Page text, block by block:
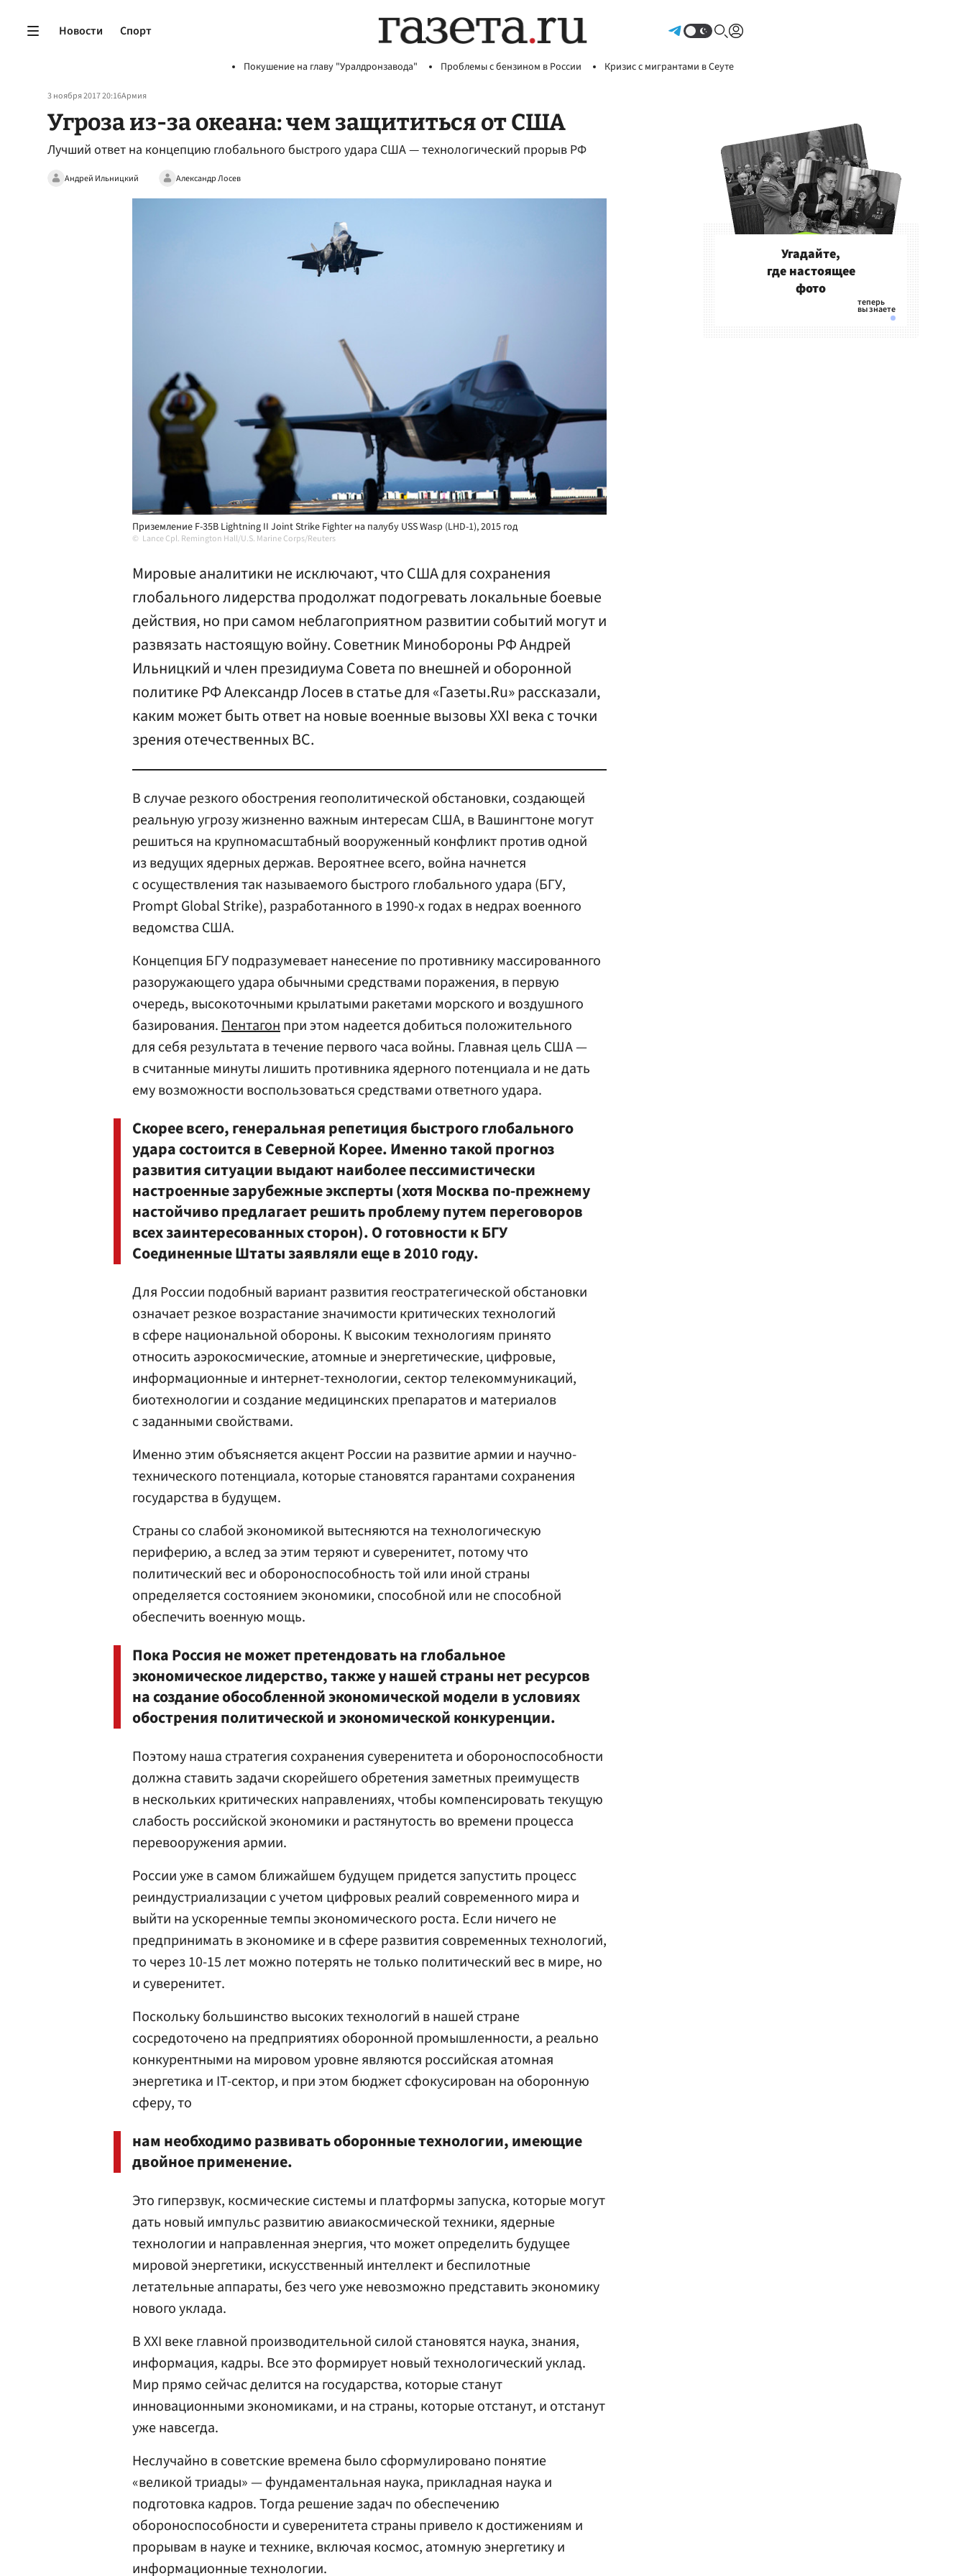
Новости Спорт
Покушение на главу "Уралдронзавода" Проблемы с бензином в России Кризис с мигрантами в Сеуте
3 ноября 2017 20:16Армия
Угроза из-за океана: чем защититься от США
Лучший ответ на концепцию глобального быстрого удара США — технологический прорыв РФ
Андрей Ильницкий Александр Лосев
Приземление F-35B Lightning II Joint Strike Fighter на палубу USS Wasp (LHD-1), 2015 год
Lance Cpl. Remington Hall/U.S. Marine Corps/Reuters
Мировые аналитики не исключают, что США для сохранения
глобального лидерства продолжат подогревать локальные боевые
действия, но при самом неблагоприятном развитии событий могут и
развязать настоящую войну. Советник Минобороны РФ Андрей
Ильницкий и член президиума Совета по внешней и оборонной
политике РФ Александр Лосев в статье для «Газеты.Ru» рассказали,
каким может быть ответ на новые военные вызовы XXI века с точки
зрения отечественных ВС.
В случае резкого обострения геополитической обстановки, создающей
реальную угрозу жизненно важным интересам США, в Вашингтоне могут
решиться на крупномасштабный вооруженный конфликт против одной
из ведущих ядерных держав. Вероятнее всего, война начнется
с осуществления так называемого быстрого глобального удара (БГУ,
Prompt Global Strike), разработанного в 1990-х годах в недрах военного
ведомства США.
Концепция БГУ подразумевает нанесение по противнику массированного
разоружающего удара обычными средствами поражения, в первую
очередь, высокоточными крылатыми ракетами морского и воздушного
базирования.Пентагонпри этом надеется добиться положительного
для себя результата в течение первого часа войны. Главная цель США —
в считанные минуты лишить противника ядерного потенциала и не дать
ему возможности воспользоваться средствами ответного удара.
Скорее всего, генеральная репетиция быстрого глобального
удара состоится в Северной Корее. Именно такой прогноз
развития ситуации выдают наиболее пессимистически
настроенные зарубежные эксперты (хотя Москва по-прежнему
настойчиво предлагает решить проблему путем переговоров
всех заинтересованных сторон). О готовности к БГУ
Соединенные Штаты заявляли еще в 2010 году.
Для России подобный вариант развития геостратегической обстановки
означает резкое возрастание значимости критических технологий
в сфере национальной обороны. К высоким технологиям принято
относить аэрокосмические, атомные и энергетические, цифровые,
информационные и интернет-технологии, сектор телекоммуникаций,
биотехнологии и создание медицинских препаратов и материалов
с заданными свойствами.
Именно этим объясняется акцент России на развитие армии и научно-
технического потенциала, которые становятся гарантами сохранения
государства в будущем.
Страны со слабой экономикой вытесняются на технологическую
периферию, а вслед за этим теряют и суверенитет, потому что
политический вес и обороноспособность той или иной страны
определяется состоянием экономики, способной или не способной
обеспечить военную мощь.
Пока Россия не может претендовать на глобальное
экономическое лидерство, также у нашей страны нет ресурсов
на создание обособленной экономической модели в условиях
обострения политической и экономической конкуренции.
Поэтому наша стратегия сохранения суверенитета и обороноспособности
должна ставить задачи скорейшего обретения заметных преимуществ
в нескольких критических направлениях, чтобы компенсировать текущую
слабость российской экономики и растянутость во времени процесса
перевооружения армии.
России уже в самом ближайшем будущем придется запустить процесс
реиндустриализации с учетом цифровых реалий современного мира и
выйти на ускоренные темпы экономического роста. Если ничего не
предпринимать в экономике и в сфере развития современных технологий,
то через 10-15 лет можно потерять не только политический вес в мире, но
и суверенитет.
Поскольку большинство высоких технологий в нашей стране
сосредоточено на предприятиях оборонной промышленности, а реально
конкурентными на мировом уровне являются российская атомная
энергетика и IT-сектор, и при этом бюджет сфокусирован на оборонную
сферу, то
нам необходимо развивать оборонные технологии, имеющие
двойное применение.
Это гиперзвук, космические системы и платформы запуска, которые могут
дать новый импульс развитию авиакосмической техники, ядерные
технологии и направленная энергия, что может определить будущее
мировой энергетики, искусственный интеллект и беспилотные
летательные аппараты, без чего уже невозможно представить экономику
нового уклада.
В XXI веке главной производительной силой становятся наука, знания,
информация, кадры. Все это формирует новый технологический уклад.
Мир прямо сейчас делится на государства, которые станут
инновационными экономиками, и на страны, которые отстанут, и отстанут
уже навсегда.
Неслучайно в советские времена было сформулировано понятие
«великой триады» — фундаментальная наука, прикладная наука и
подготовка кадров. Тогда решение задач по обеспечению
обороноспособности и суверенитета страны привело к достижениям и
прорывам в науке и технике, включая космос, атомную энергетику и
информационные технологии.
Угадайте,
где настоящее
фото